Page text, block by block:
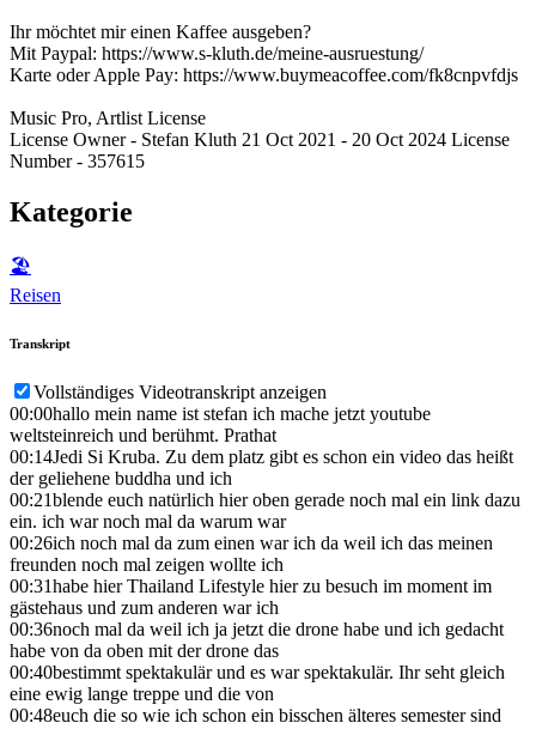
Ihr möchtet mir einen Kaffee ausgeben?
Mit Paypal: https://www.s-kluth.de/meine-ausruestung/
Karte oder Apple Pay: https://www.buymeacoffee.com/fk8cnpvfdjs
Music Pro, Artlist License
License Owner - Stefan Kluth 21 Oct 2021 - 20 Oct 2024 License
Number - 357615
Kategorie
🏖
Reisen
Transkript
Vollständiges Videotranskript anzeigen
00:00hallo mein name ist stefan ich mache jetzt youtube
weltsteinreich und berühmt. Prathat
00:14Jedi Si Kruba. Zu dem platz gibt es schon ein video das heißt
der geliehene buddha und ich
00:21blende euch natürlich hier oben gerade noch mal ein link dazu
ein. ich war noch mal da warum war
00:26ich noch mal da zum einen war ich da weil ich das meinen
freunden noch mal zeigen wollte ich
00:31habe hier Thailand Lifestyle hier zu besuch im moment im
gästehaus und zum anderen war ich
00:36noch mal da weil ich ja jetzt die drone habe und ich gedacht
habe von da oben mit der drone das
00:40bestimmt spektakulär und es war spektakulär. Ihr seht gleich
eine ewig lange treppe und die von
00:48euch die so wie ich schon ein bisschen älteres semester sind